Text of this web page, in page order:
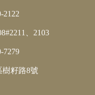
2122
、2103
7279
籽路8號